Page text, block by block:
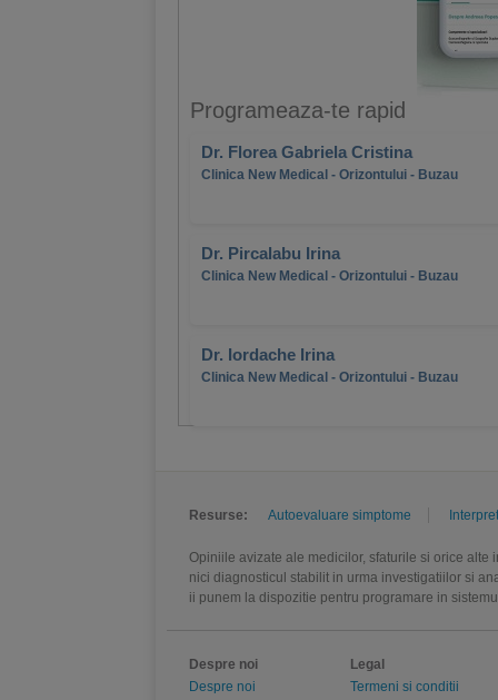
Programeaza-te rapid
Dr. Florea Gabriela Cristina
Clinica New Medical - Orizontului - Buzau
Dr. Pircalabu Irina
Clinica New Medical - Orizontului - Buzau
Dr. Iordache Irina
Clinica New Medical - Orizontului - Buzau
Resurse: Autoevaluare simptome
Opiniile avizate ale medicilor, sfaturile si orice
nici diagnosticul stabilit in urma investigatiilor si
ii punem la dispozitie pentru programare in
Despre noi
Despre noi
Legal
Termeni si conditii